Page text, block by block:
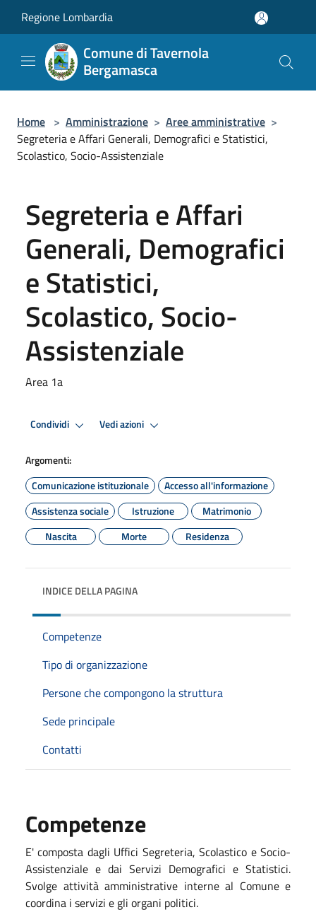
Regione Lombardia
Comune di Tavernola
Bergamasca
Home > Amministrazione > Aree amministrative >
Segreteria e Affari Generali, Demografici e Statistici,
Scolastico, Socio-Assistenziale
Segreteria e Affari
Generali, Demografici
e Statistici,
Scolastico, Socio-
Assistenziale
Area 1a
Condividi Vedi azioni
Argomenti:
Comunicazione istituzionale
Accesso all'informazione
Assistenza sociale
Istruzione
Matrimonio
Nascita
Morte Residenza
INDICE DELLA PAGINA
Competenze
Tipo di organizzazione
Persone che compongono la struttura
Sede principale
Contatti
Competenze
E' composta dagli Uffici Segreteria, Scolastico e Socio-
Assistenziale e dai Servizi Demografici e Statistici.
Svolge attività amministrative interne al Comune e
coordina i servizi e gli organi politici.